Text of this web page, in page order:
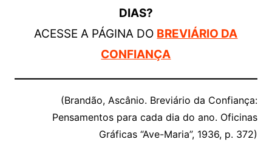
DIAS?
ACESSE A PÁGINA DO BREVIÁRIO DA
CONFIANÇA
(Brandão, Ascânio. Breviário da Confiança:
Pensamentos para cada dia do ano. Oficinas
Gráficas “Ave-Maria”, 1936, p. 372)